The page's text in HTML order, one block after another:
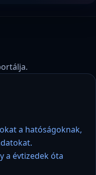
a hatóságoknak,
a évtizedek óta